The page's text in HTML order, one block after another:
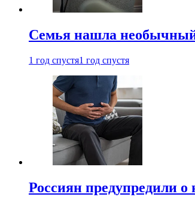
Семья нашла необычный
1 год спустя1 год спустя
Россиян предупредили о